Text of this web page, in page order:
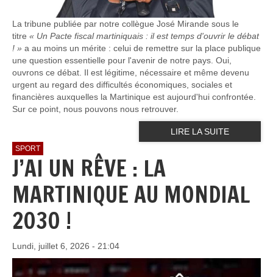
La tribune publiée par notre collègue José Mirande sous le
titre « Un Pacte fiscal martiniquais : il est temps d'ouvrir le débat
! » a au moins un mérite : celui de remettre sur la place publique
une question essentielle pour l'avenir de notre pays. Oui,
ouvrons ce débat. Il est légitime, nécessaire et même devenu
urgent au regard des difficultés économiques, sociales et
financières auxquelles la Martinique est aujourd'hui confrontée.
Sur ce point, nous pouvons nous retrouver.
LIRE LA SUITE
SPORT
J’AI UN RÊVE : LA
MARTINIQUE AU MONDIAL
2030 !
Lundi, juillet 6, 2026 - 21:04